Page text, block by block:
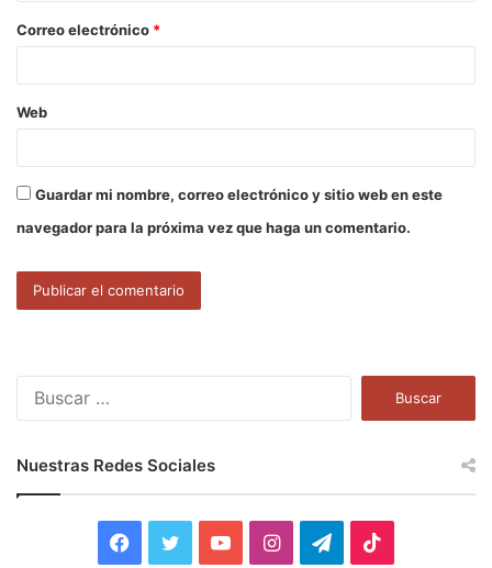
*
Correo electrónico *
Web
Guardar mi nombre, correo electrónico y sitio web en este
navegador para la próxima vez que haga un comentario.
:
Nuestras Redes Sociales
I